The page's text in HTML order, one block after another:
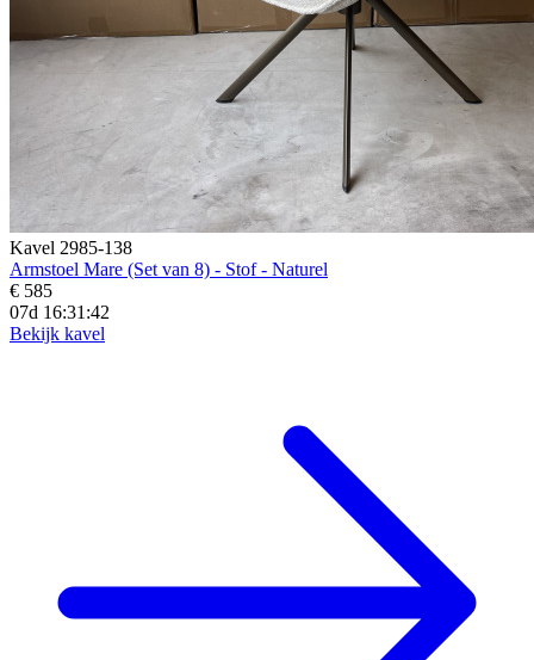
Kavel 2985-138
Armstoel Mare (Set van 8) - Stof - Naturel
€ 585
07d 16:31:40
Bekijk kavel